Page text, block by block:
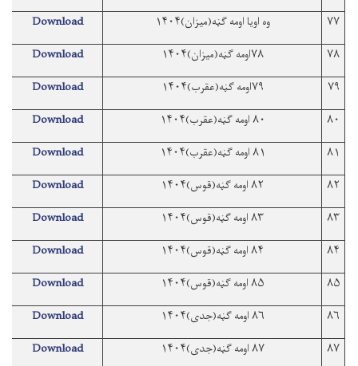
۷۷
وه اویا اومه ګڼه(میزان)۱۴۰۴
Download
۷۸
۷۸اومه ګڼه(میزان)۱۴۰۴
Download
۷۹
۷۹اومه ګڼه(عقرب)۱۴۰۴
Download
۸۰
۸۰ اومه ګڼه(عقرب)۱۴۰۴
Download
۸۱
۸۱ اومه ګڼه(عقرب)۱۴۰۴
Download
۸۲
۸۲ اومه ګڼه(قوس)۱۴۰۴
Download
۸۳
۸۳ اومه ګڼه(قوس)۱۴۰۴
Download
۸۴
۸۴ اومه ګڼه(قوس)۱۴۰۴
Download
۸۵
۸۵ اومه ګڼه(قوس)۱۴۰۴
Download
۸۶
۸۶ اومه ګڼه(جدی)۱۴۰۴
Download
۸۷
۸۷ اومه ګڼه(جدی)۱۴۰۴
Download